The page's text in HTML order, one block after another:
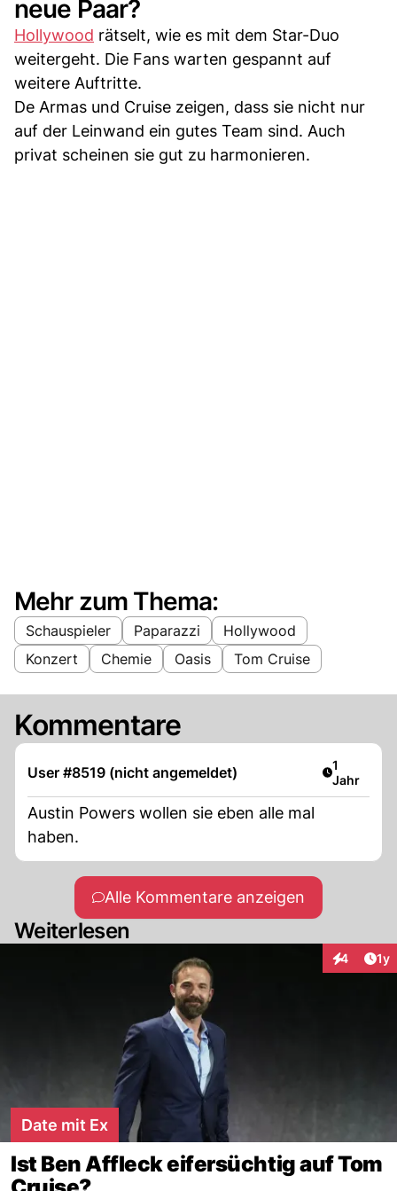
neue Paar?
Hollywood rätselt, wie es mit dem Star-Duo
weitergeht. Die Fans warten gespannt auf
weitere Auftritte.
De Armas und Cruise zeigen, dass sie nicht nur
auf der Leinwand ein gutes Team sind. Auch
privat scheinen sie gut zu harmonieren.
Mehr zum Thema:
Schauspieler Paparazzi
Hollywood
Konzert
Chemie Oasis Tom Cruise
Kommentare
User #8519 (nicht angemeldet) Artikel
1
Jahr
Austin Powers wollen sie eben alle mal
haben.
Alle Kommentare anzeigen
Weiterlesen
4 1y
Date mit Ex
Ist Ben Affleck eifersüchtig auf Tom